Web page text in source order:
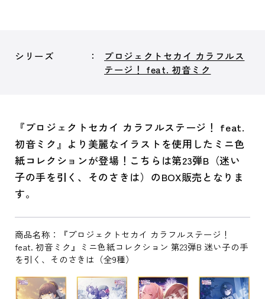
シリーズ
プロジェクトセカイ カラフルス
テージ！ feat. 初音ミク
『プロジェクトセカイ カラフルステージ！ feat.
初音ミク』より美麗なイラストを使用したミニ色
紙コレクションが登場！こちらは第23弾B（迷い
子の手を引く、そのさきは）のBOX販売となりま
す。
商品名称：『プロジェクトセカイ カラフルステージ！
feat. 初音ミク』ミニ色紙コレクション 第23弾B 迷い子の手
を引く、そのさきは（全9種）